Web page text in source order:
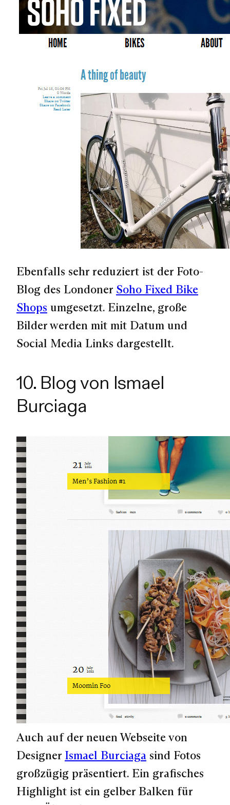
Ebenfalls sehr reduziert ist der Foto-
Blog des Londoner Soho Fixed Bike
Shops umgesetzt. Einzelne, große
Bilder werden mit mit Datum und
Social Media Links dargestellt.
10. Blog von Ismael
Burciaga
Auch auf der neuen Webseite von
Designer Ismael Burciaga sind Fotos
großzügig präsentiert. Ein grafisches
Highlight ist ein gelber Balken für